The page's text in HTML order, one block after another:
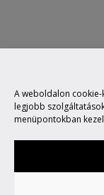
A weboldalon cookie-
legjobb
menüpontokban